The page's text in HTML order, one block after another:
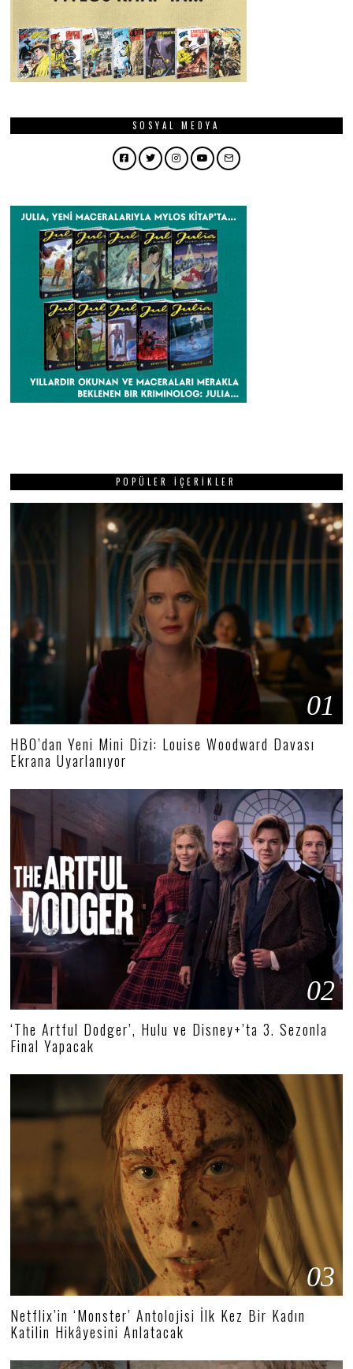
SOSYAL MEDYA
Facebook
TwitterInstagram
YouTubeEmail
POPÜLER İÇERIKLER
01
HBO’dan Yeni Mini Dizi: Louise Woodward Davası
Ekrana Uyarlanıyor
02
‘The Artful Dodger’, Hulu ve Disney+’ta 3. Sezonla
Final Yapacak
03
Netflix’in ‘Monster’ Antolojisi İlk Kez Bir Kadın
Katilin Hikâyesini Anlatacak